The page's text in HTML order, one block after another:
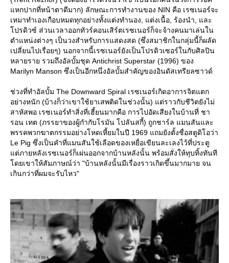
หกปากที่หน้าตาดีมาก) ลักษณะการทำงานของ NIN คือ เรซเนอร์จะ
เหมาทำเองเกือบหมดทุกอย่างทั้งแต่งทำนอง, แต่งเนื้อ, ร้องนำ, และ
ปรดิวซ์ ส่วนเวลาออกทัวร์คอนเสิร์ตเรซเนอร์ก็จะจ้างคนมาเล่นใน
ตำแหน่งต่างๆ เป็นวงสำหรับการแสดงสด (ซึ่งสมาชิกในกลุ่มนี้ก็ผลัด
เปลี่ยนไปเรื่อยๆ) นอกจากนี้เรซเนอร์ยังเป็นโปรดิวเซอร์ในกับศิลปิน
หลายราย รวมถึงอัลบั้มชุด Antichrist Superstar (1996) ของ
Marilyn Manson ซึ่งเป็นอีกหนึ่งอัลบั้มสำคัญของอินดัสเทรียลซาวด์
ช่วงที่ทำอัลบั้ม The Downward Spiral เรซเนอร์เกิดอาการจิตแตก
อย่างหนัก (บ้างก็ว่าเขาใช้ยาเสพติดในช่วงนั้น) แต่ราวกับชีวิตยังไม่
สาหัสพอ เรซเนอร์ทำสิ่งที่เฮี้ยนมากคือ การไปอัดเสียงในบ้านที่ ชา
รอน เทต (ภรรยาของผู้กำกับโรมัน โปลันสกี้) ถูกชาร์ล แมนสันและ
พรรคพวกฆาตกรรมอย่างโหดเหี้ยมในปี 1969 แถมยังตั้งชื่อสตูดิโอว่า
Le Pig ซึ่งเป็นคำที่แมนสันใช้เลือดของเหยื่อเขียนละเลงไว้ที่ประตู
ต่ภายหลังเรซเนอร์ก็เผ่นออกจากบ้านหลังนั้น พร้อมสั่งให้ทุบทิ้งทันที
ดยเขาให้สัมภาษณ์ว่า "บ้านหลังนั้นมีเรื่องราวเกิดขึ้นมากมาย จน
เกินกว่าที่ผมจะรับไหว"